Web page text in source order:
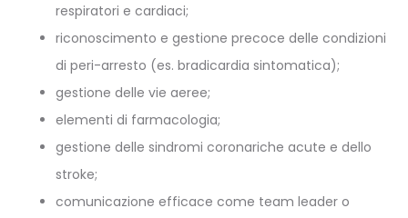
respiratori e cardiaci;
riconoscimento e gestione precoce delle condizioni
di peri-arresto (es. bradicardia sintomatica);
gestione delle vie aeree;
elementi di farmacologia;
gestione delle sindromi coronariche acute e dello
stroke;
comunicazione efficace come team leader o